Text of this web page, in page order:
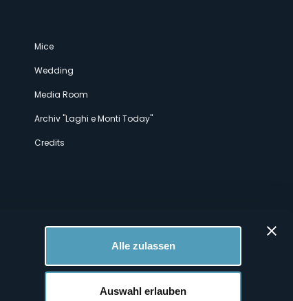
Alle zulassen
Auswahl erlauben
Mice
Wedding
Media Room
Archiv "Laghi e Monti Today"
Credits